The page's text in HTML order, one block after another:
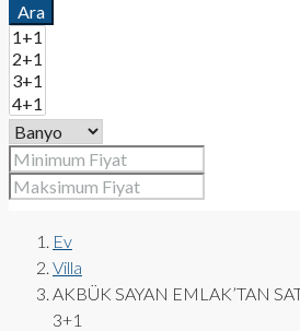
Ara
Ev
Villa
AKBÜK SAYAN EMLAK’TAN
3+1